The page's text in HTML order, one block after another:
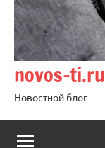
novos-ti.ru
Новостной блог